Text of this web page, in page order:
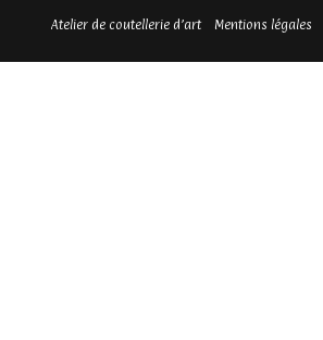
Atelier de coutellerie d’art Mentions légales